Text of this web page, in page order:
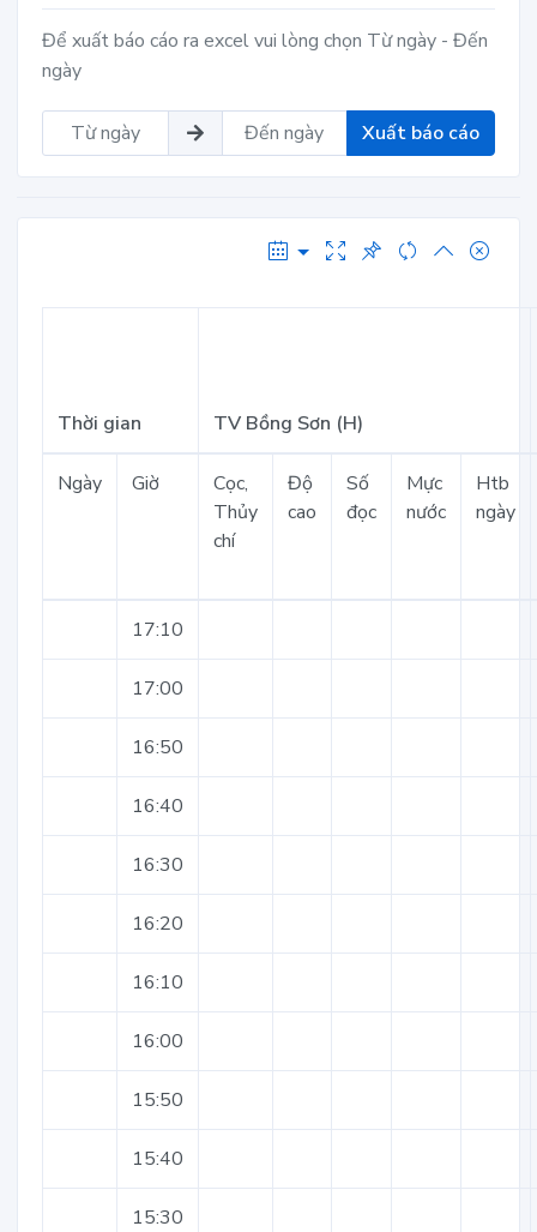
Để xuất báo cáo ra excel vui lòng chọn Từ ngày - Đến
ngày
Xuất báo cáo
Thời gian TV Bồng Sơn (H)
Ngày Giờ
Cọc,
Thủy
chí
Độ
cao
Số
đọc
Mực
nước
Htb
ngày
17:10
17:00
16:50
16:40
16:30
16:20
16:10
16:00
15:50
15:40
15:30